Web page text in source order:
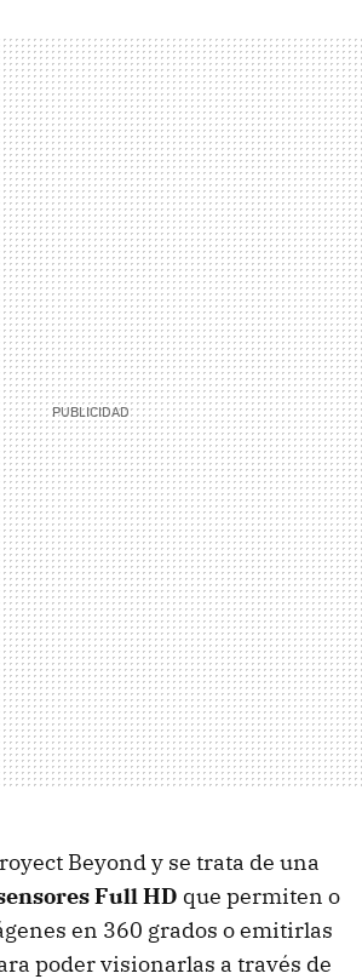
Beyond y se trata de una
Full HD que permiten o
en 360 grados o emitirlas
poder visionarlas a través de